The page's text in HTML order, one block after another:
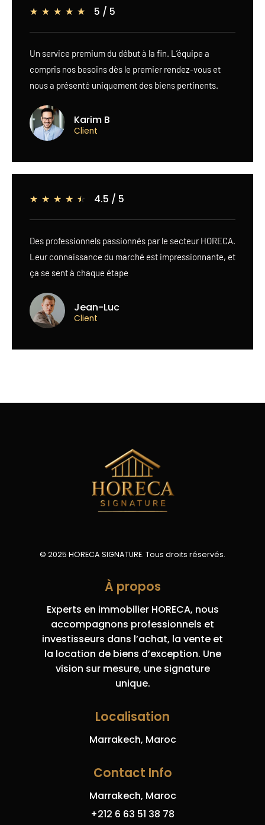
★ ★ ★ ★ ★ 5 / 5
Un service premium du début à la fin. L’équipe a
compris nos besoins dès le premier rendez-vous et
nous a présenté uniquement des biens pertinents.
Karim B
Client
☆ ☆ ☆ ☆ ☆ 4.5 / 5
Des professionnels passionnés par le secteur HORECA.
Leur connaissance du marché est impressionnante, et
ça se sent à chaque étape
Jean-Luc
Client
© 2025 HORECA SIGNATURE. Tous droits réservés.
À propos
Experts en immobilier HORECA, nous
accompagnons professionnels et
investisseurs dans l’achat, la vente et
la location de biens d’exception. Une
vision sur mesure, une signature
unique.
Localisation
Marrakech, Maroc
Contact Info
Marrakech, Maroc
+212 6 63 51 38 78